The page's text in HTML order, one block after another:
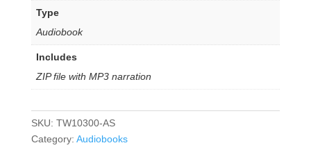
Type
Audiobook
Includes
ZIP file with MP3 narration
SKU: TW10300-AS
Category: Audiobooks